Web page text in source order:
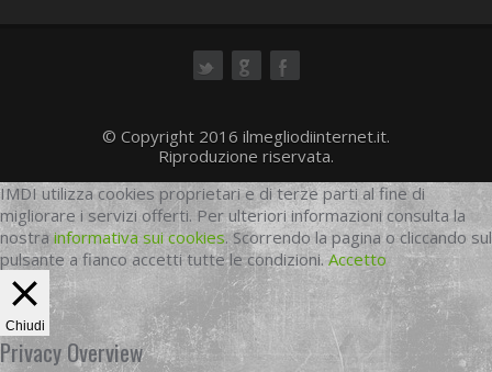
© Copyright 2016 ilmegliodiinternet.it.
Riproduzione riservata.
IMDI utilizza cookies proprietari e di terze parti al fine di
migliorare i servizi offerti. Per ulteriori informazioni consulta la
nostrainformativa sui cookies. Scorrendo la pagina o cliccando sul
pulsante a fianco accetti tutte le condizioni.Accetto
Chiudi
Privacy Overview